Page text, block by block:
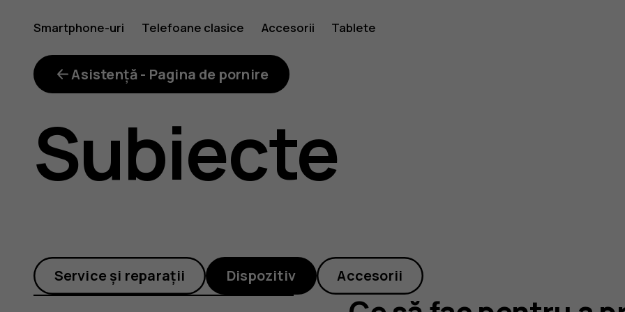
Ce
să
fac
pentru
Smartphone-uri Telefoane clasice Accesorii Tablete
Asistență - Pagina de pornire
Subiecte
Service și reparații Dispozitiv Accesorii